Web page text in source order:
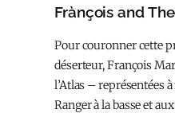
Frànçois and
Pour couronner cette
déserteur, François
l’Atlas – représentées
Ranger à la basse et